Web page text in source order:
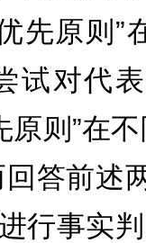
先原则
试对代
原则”在
答前述
行事实